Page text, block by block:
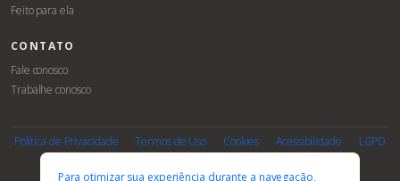
Feito para ela
CONTATO
Fale conosco
Trabalhe conosco
Política de Privacidade Termos de Uso Cookies Acessibilidade LGPD
PARCEIROS E AFILIAÇÕES
Para otimizar sua experiência durante a navegação,